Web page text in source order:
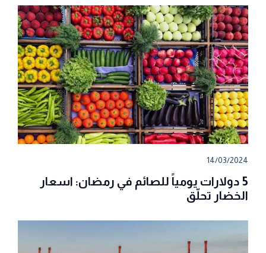
14/03/2024
5 دولارات يومياً للصائم في رمضان: اسعار
الخضار تحلّق